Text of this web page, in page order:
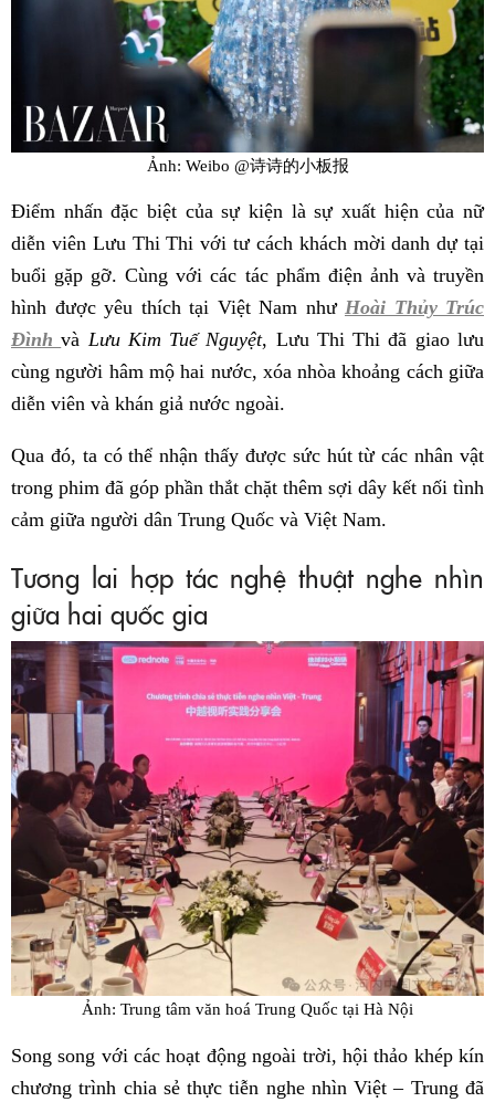
Ảnh: Weibo @诗诗的小板报
Điểm nhấn đặc biệt của sự kiện là sự xuất hiện của nữ
diễn viên Lưu Thi Thi với tư cách khách mời danh dự tại
buổi gặp gỡ. Cùng với các tác phẩm điện ảnh và truyền
hình được yêu thích tại Việt Nam như Hoài Thủy Trúc
Đìnhvà Lưu Kim Tuế Nguyệt, Lưu Thi Thi đã giao lưu
cùng người hâm mộ hai nước, xóa nhòa khoảng cách giữa
diễn viên và khán giả nước ngoài.
Qua đó, ta có thể nhận thấy được sức hút từ các nhân vật
trong phim đã góp phần thắt chặt thêm sợi dây kết nối tình
cảm giữa người dân Trung Quốc và Việt Nam.
Tương lai hợp tác nghệ thuật nghe nhìn
giữa hai quốc gia
Ảnh: Trung tâm văn hoá Trung Quốc tại Hà Nội
Song song với các hoạt động ngoài trời, hội thảo khép kín
chương trình chia sẻ thực tiễn nghe nhìn Việt – Trung đã